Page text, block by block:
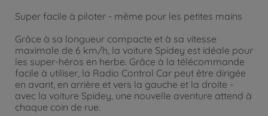
Super facile à piloter - même pour les petites mains
Grâce à sa longueur compacte et à sa vitesse
maximale de 6 km/h, la voiture Spidey est idéale pour
les super-héros en herbe. Grâce à la télécommande
facile à utiliser, la Radio Control Car peut être dirigée
en avant, en arrière et vers la gauche et la droite -
avec la voiture Spidey, une nouvelle aventure attend à
chaque coin de rue.